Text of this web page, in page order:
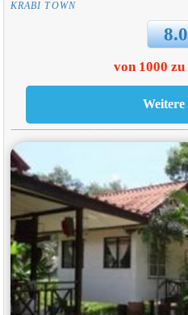
KRABI TOWN
8.0
von 1000